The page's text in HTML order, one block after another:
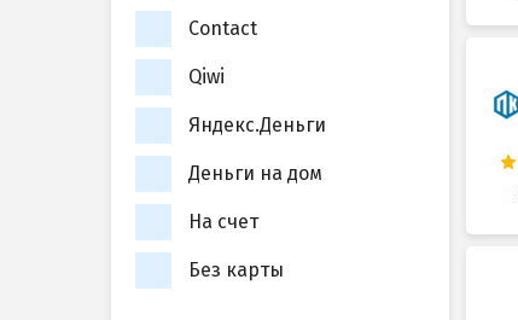
Contact
Qiwi
Яндекс.Деньги
Деньги на дом
На счет
Без карты